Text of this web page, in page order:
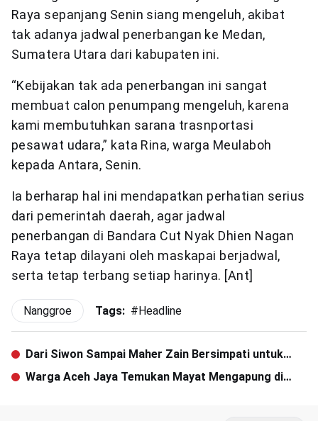
Raya sepanjang Senin siang mengeluh, akibat
tak adanya jadwal penerbangan ke Medan,
Sumatera Utara dari kabupaten ini.
“Kebijakan tak ada penerbangan ini sangat
membuat calon penumpang mengeluh, karena
kami membutuhkan sarana trasnportasi
pesawat udara,” kata Rina, warga Meulaboh
kepada Antara, Senin.
Ia berharap hal ini mendapatkan perhatian serius
dari pemerintah daerah, agar jadwal
penerbangan di Bandara Cut Nyak Dhien Nagan
Raya tetap dilayani oleh maskapai berjadwal,
serta tetap terbang setiap harinya. [Ant]
Nanggroe Tags: # Headline
Dari Siwon Sampai Maher Zain Bersimpati untuk
Korban Tsunami Indonesia
Warga Aceh Jaya Temukan Mayat Mengapung di